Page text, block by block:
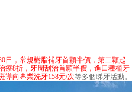
日，常規樹脂補牙首顆半價，第二顆起
療8折，牙周刮治首顆半價，進口種植牙
導向專業洗牙158元/次等多個睇牙活動。